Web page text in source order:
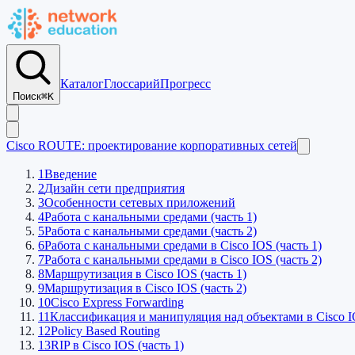
Поиск⌘K
КаталогГлоссарийПрогресс
Cisco ROUTE: проектирование корпоративных сетей
1Введение
2Дизайн сети предприятия
3Особенности сетевых приложений
4Работа с канальными средами (часть 1)
5Работа с канальными средами (часть 2)
6Работа с канальными средами в Cisco IOS (часть 1)
7Работа с канальными средами в Cisco IOS (часть 2)
8Маршрутизация в Cisco IOS (часть 1)
9Маршрутизация в Cisco IOS (часть 2)
10Cisco Express Forwarding
11Классификация и манипуляция над объектами в Cisco
12Policy Based Routing
13RIP в Cisco IOS (часть 1)